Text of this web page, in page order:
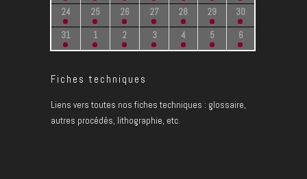
24
25 26 27 28 29
30
31
1 2 3 4 5 6
Fiches techniques
Liens vers toutes nos fiches techniques : glossaire,
autres procédés, lithographie, etc.